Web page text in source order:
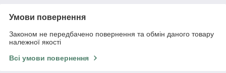
Умови повернення
Законом не передбачено повернення та обмін даного товару
належної якості
Всі умови повернення